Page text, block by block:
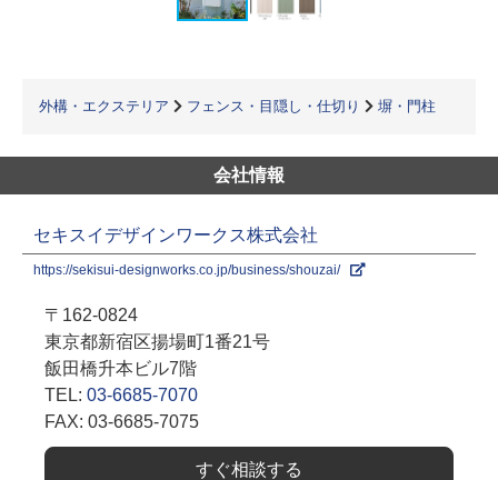
外構・エクステリア フェンス・目隠し・仕切り 塀・門柱
会社情報
セキスイデザインワークス株式会社
https://sekisui-designworks.co.jp/business/shouzai/
〒162-0824
東京都新宿区揚場町1番21号
飯田橋升本ビル7階
TEL: 03-6685-7070
FAX: 03-6685-7075
すぐ相談する